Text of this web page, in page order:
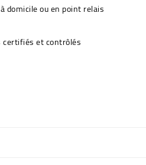
domicile ou en point relais
certifiés et contrôlés